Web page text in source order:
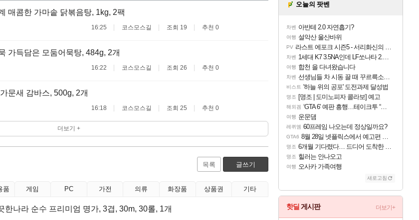
매콤한 가마솥 닭볶음탕, 1kg, 2팩
16:25 코스모스길 조회 19 추천 0
가득담은 모둠어묵탕, 484g, 2개
16:22 코스모스길 조회 26 추천 0
문새 감바스, 500g, 2개
16:18 코스모스길 조회 25 추천 0
더보기 +
목록 글쓰기
품 게임 PC 가전 의류 화장품 상품권 기타
한나라 순수 프리미엄 명가, 3겹, 30m, 30롤, 1개
오늘의 팟벤
차벤 아반테 2.0 자연흡기?
여행 설악산 울산바위
PV 라스트 에포크 시즌5 - 서리화신의 분노 티저
차벤 1세대 K7 3.5NA인데 LF쏘나타 2.0NA 기변하면 유류비 절약이 얼마나 될까요..?
여행 합천 을 다녀왔습니다
차벤 선생님들 차 시동 끌 때 꾸르륵소리나는데
비스트 '하늘 위의 공포' 도전과제 달성법
명조 [명조 | 도미노피자 콜라보] 예고
해외겜 ‘GTA 6’ 예판 흥행…테이크투 “내부 예상 크게 넘어”
여행 운문댐
레퀴엠 60프레임 나오는데 정상일까요?
GTA6 8월 28일 넷플릭스에서 예고편 공개 예정
명조 6개월 기다렸다… 드디어 도착한 치사 메신저백! 실물 후기
명조 힐러는 안나오고
여행 오사카 가족여행
새로고침
핫딜 게시판 더보기+